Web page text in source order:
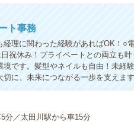
ト事務
理に関わった経験があればOK！○
祝休み！プライベートとの両立も
です。髪型やネイルも自由！未経
に、未来につながる一歩を支えます
分／太田川駅から車15分